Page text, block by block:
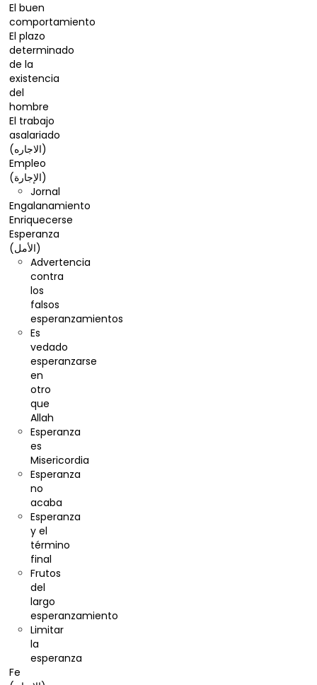
El buen
comportamiento
El plazo
determinado
de la
existencia
del
hombre
El trabajo
asalariado
(الاجاره)
Empleo
(الإجارة)
Jornal
Engalanamiento
Enriquecerse
Esperanza
(الأمل)
Advertencia
contra
los
falsos
esperanzamientos
Es
vedado
esperanzarse
en
otro
que
Allah
Esperanza
es
Misericordia
Esperanza
no
acaba
Esperanza
y el
término
final
Frutos
del
largo
esperanzamiento
Limitar
la
esperanza
Fe